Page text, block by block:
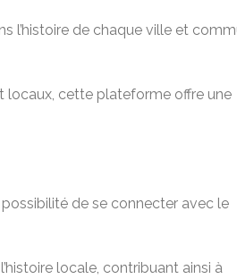
l’histoire de chaque ville et
locaux, cette plateforme offre une
de se connecter avec le
locale, contribuant ainsi à